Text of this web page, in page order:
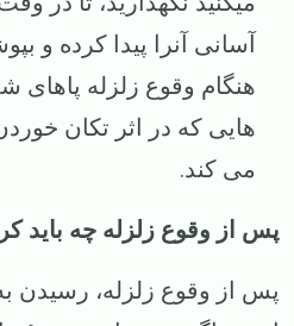
آسانی آنرا پیدا کرده و
هنگام وقوع زلزله پاهای
هایی که در اثر تکان
می کند.
پس از وقوع زلزله چه باید
پس از وقوع زلزله، رسیدن